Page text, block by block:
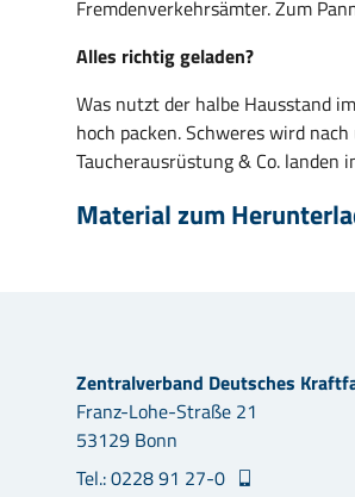
Fremdenverkehrsämter. Zum
Alles richtig geladen?
Was nutzt der halbe Hausstand
hoch packen. Schweres wird
Taucherausrüstung & Co. landen
Material zum
Zentralverband Deutsches
Franz-Lohe-Straße 21
53129 Bonn
Tel.: 0228 91 27-0